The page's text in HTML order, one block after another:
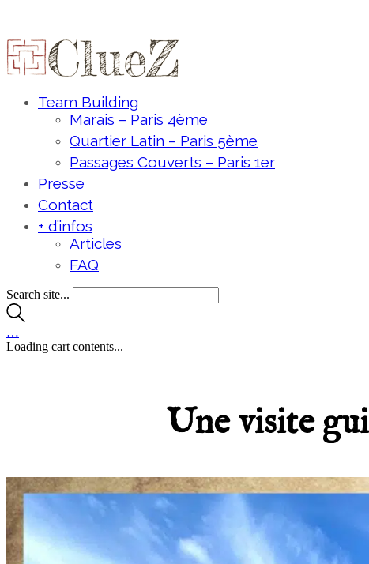
Team Building
Marais – Paris 4ème
Quartier Latin – Paris 5ème
Passages Couverts – Paris 1er
Presse
Contact
+ d’infos
Articles
FAQ
Search site...
…
Loading cart contents...
Une visite